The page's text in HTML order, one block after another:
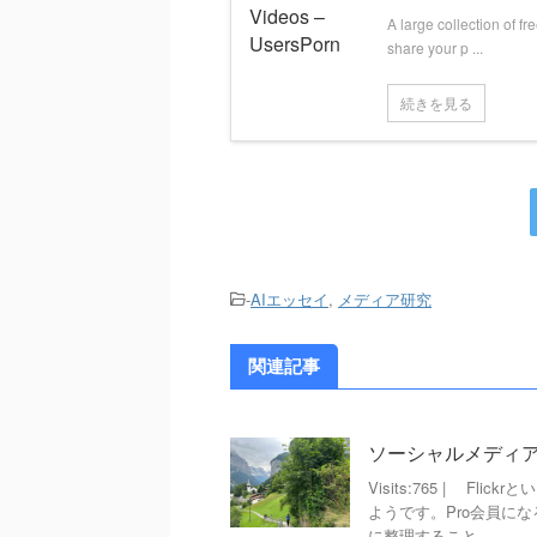
A large collection of
share your p ...
続きを見る
-AIエッセイ, メディア研究
関連記事
ソーシャルメディ
Visits:765 | Flickrとい
ようです。Pro会員に